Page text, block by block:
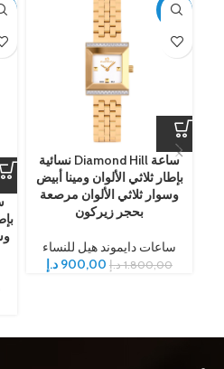
-50%
ساعة Diamond Hill نسائية
بإطار ثلاثي الألوان ومينا أبيض
وسوار ثلاثي الألوان مرصعة
بحجر زيركون
ساعات دايموند هيل للنساء
1.800,00 د.إ 900,00 د.إ